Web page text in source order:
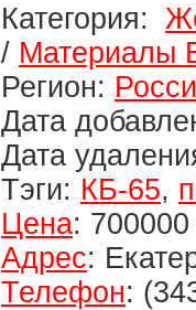
Категория:
/ Материалы
Регион:
Дата
Дата
Тэги: КБ-65,
Цена: 700000
Адрес:
Телефон: